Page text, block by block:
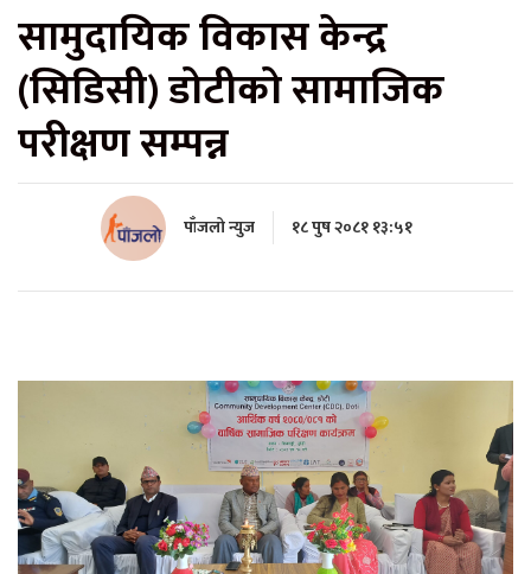
सामुदायिक विकास केन्द्र
(सिडिसी) डोटीको सामाजिक
परीक्षण सम्पन्न
पाँजलो न्युज १८ पुष २०८१ १३:५१